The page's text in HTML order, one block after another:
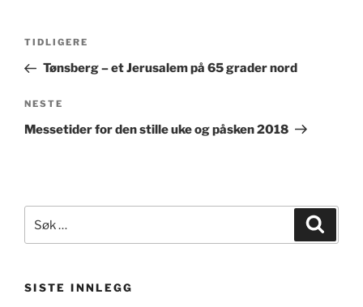
Innleggsnavigasjon
Forrige
innlegg
TIDLIGERE
Tønsberg – et Jerusalem på 65 grader nord
Neste
innlegg
NESTE
Messetider for den stille uke og påsken 2018
etter:
SISTE INNLEGG